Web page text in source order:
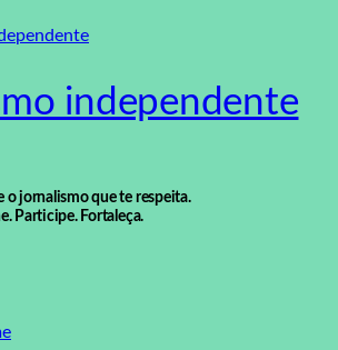
independente
o jornalismo que te respeita.
Participe. Fortaleça.